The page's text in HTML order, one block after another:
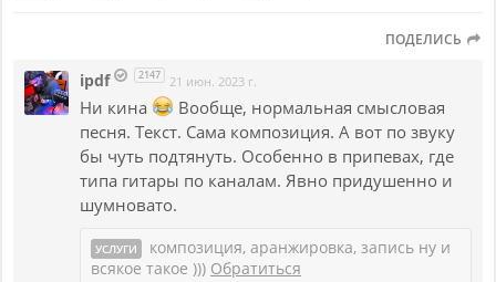
ПОДЕЛИСЬ
ipdf 2147 21 июн. 2023 г.
Ни кина
Вообще, нормальная смысловая
песня. Текст. Сама композиция. А вот по звуку
бы чуть подтянуть. Особенно в припевах, где
типа гитары по каналам. Явно придушенно и
шумновато.
УСЛУГИ
композиция, аранжировка, запись ну и
всякое такое ))) Обратиться